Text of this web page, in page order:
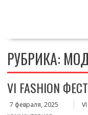
РУБРИКА:
VI FASHION
7 февраля, 2025